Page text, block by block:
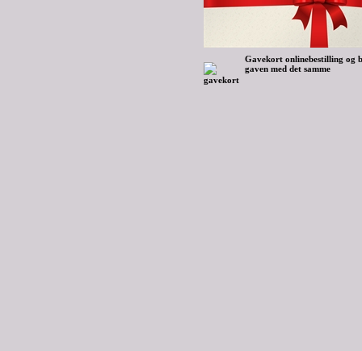
Gavekort onlinebestilling og
gaven med det samme